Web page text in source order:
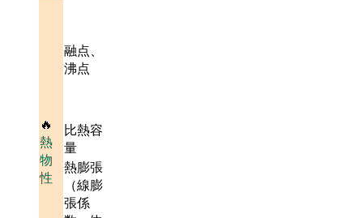
🔥
熱
物
性
融点、
沸点
比熱容
量
熱膨張
（線膨
張係